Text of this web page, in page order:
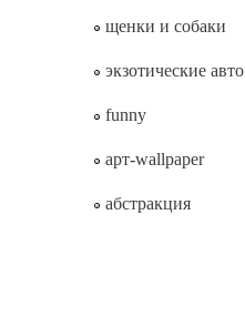
щенки и собаки
экзотические авто
funny
арт-wallpaper
абстракция